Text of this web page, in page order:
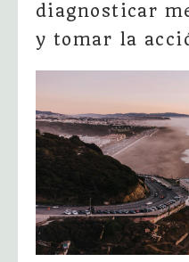
diagnosticar
y tomar la